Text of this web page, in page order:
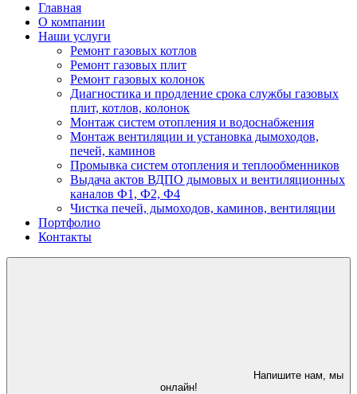
Главная
О компании
Наши услуги
Ремонт газовых котлов
Ремонт газовых плит
Ремонт газовых колонок
Диагностика и продление срока службы газовых
плит, котлов, колонок
Монтаж систем отопления и водоснабжения
Монтаж вентиляции и установка дымоходов,
печей, каминов
Промывка систем отопления и теплообменников
Выдача актов ВДПО дымовых и вентиляционных
каналов Ф1, Ф2, Ф4
Чистка печей, дымоходов, каминов, вентиляции
Портфолио
Контакты
Напишите нам, мы
онлайн!